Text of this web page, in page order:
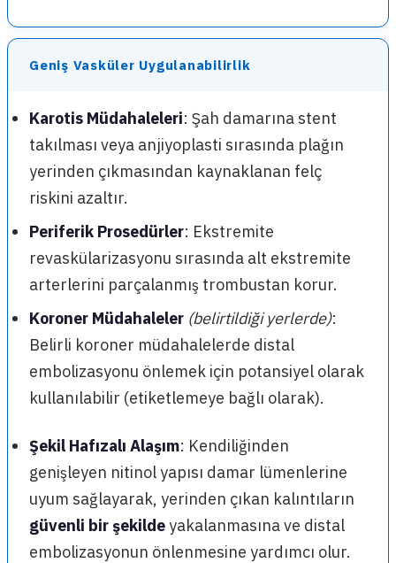
Geniş Vasküler Uygulanabilirlik
Karotis Müdahaleleri: Şah damarına stent
takılması veya anjiyoplasti sırasında plağın
yerinden çıkmasından kaynaklanan felç
riskini azaltır.
Periferik Prosedürler: Ekstremite
revaskülarizasyonu sırasında alt ekstremite
arterlerini parçalanmış trombustan korur.
Koroner Müdahaleler (belirtildiği yerlerde):
Belirli koroner müdahalelerde distal
embolizasyonu önlemek için potansiyel olarak
kullanılabilir (etiketlemeye bağlı olarak).
Şekil Hafızalı Alaşım: Kendiliğinden
genişleyen nitinol yapısı damar lümenlerine
uyum sağlayarak, yerinden çıkan kalıntıların
güvenli bir şekildeyakalanmasına ve distal
embolizasyonun önlenmesine yardımcı olur.